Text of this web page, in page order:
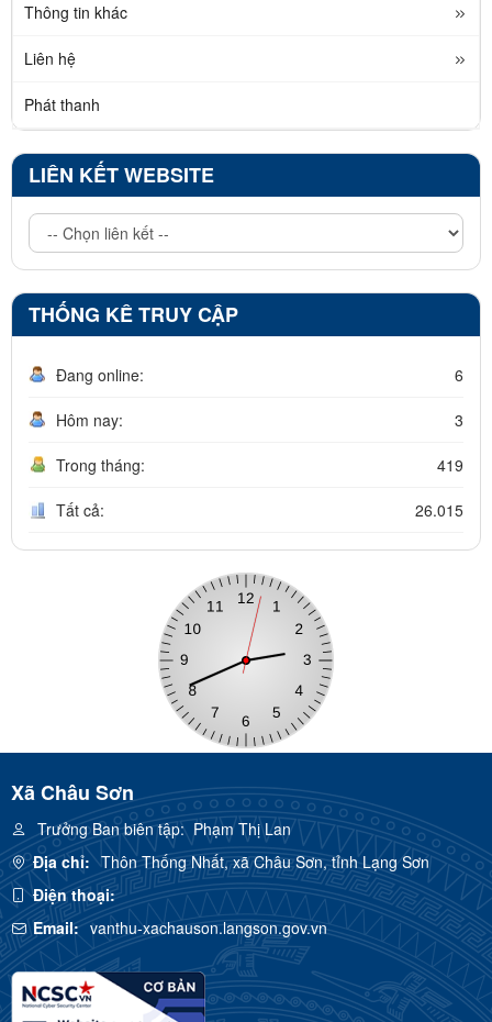
Thông tin khác
Liên hệ
Phát thanh
LIÊN KẾT WEBSITE
THỐNG KÊ TRUY CẬP
Đang online: 6
Hôm nay: 3
Trong tháng: 419
Tất cả: 26.015
Xã Châu Sơn
Trưởng Ban biên tập:Phạm Thị Lan
Địa chỉ: Thôn Thống Nhất, xã Châu Sơn, tỉnh Lạng Sơn
Điện thoại:
Email: vanthu-xachauson.langson.gov.vn